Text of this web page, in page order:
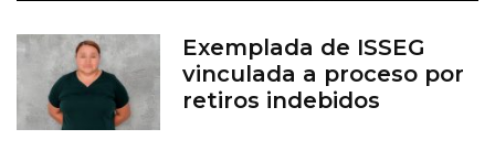
Exemplada de ISSEG
vinculada a proceso por
retiros indebidos